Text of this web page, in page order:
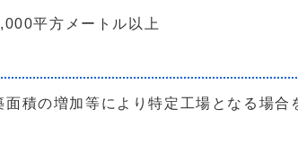
平方メートル以上
積の増加等により特定工場となる場合